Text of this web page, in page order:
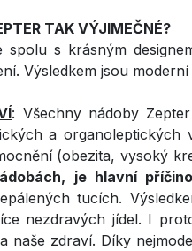
TAK VÝJIMEČNÉ?
spolu s krásným
Výsledkem jsou
: Všechny nádoby
a
(obezita, vysoký
je hlavní
tucích.
nezdravých jídel. I
naše zdraví. Díky